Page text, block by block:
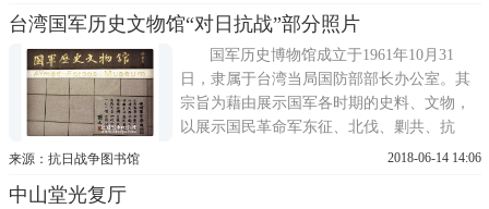
心、不交帮派，名士风度光明磊落，深受蒋
氏父子器重，也是蒋经国的亲家。链接：俞
大维
台湾国军历史文物馆“对日抗战”部分照片
国军历史博物馆成立于1961年10月31
日，隶属于台湾当局国防部部长办公室。其
宗旨为藉由展示国军各时期的史料、文物，
以展示国民革命军东征、北伐、剿共、抗
战、戡乱以及建设台湾各时期的史迹，与当
来源：抗日战争图书馆 2018-06-14 14:06
中山堂光复厅